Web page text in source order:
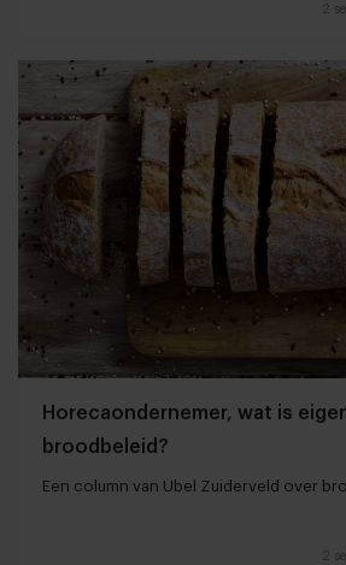
2
Horecaondernemer, wat is
broodbeleid?
Een column van Ubel Zuiderveld over
2